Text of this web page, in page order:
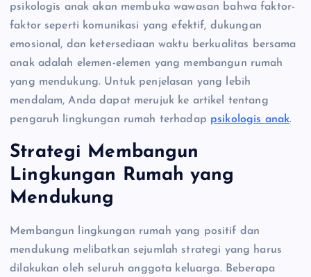
psikologis anak akan membuka wawasan bahwa faktor-
faktor seperti komunikasi yang efektif, dukungan
emosional, dan ketersediaan waktu berkualitas bersama
anak adalah elemen-elemen yang membangun rumah
yang mendukung. Untuk penjelasan yang lebih
mendalam, Anda dapat merujuk ke artikel tentang
pengaruh lingkungan rumah terhadap psikologis anak.
Strategi Membangun
Lingkungan Rumah yang
Mendukung
Membangun lingkungan rumah yang positif dan
mendukung melibatkan sejumlah strategi yang harus
dilakukan oleh seluruh anggota keluarga. Beberapa